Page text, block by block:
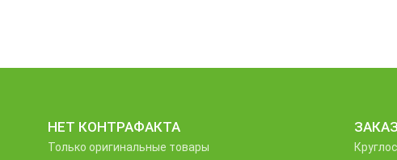
НЕТ КОНТРАФАКТА
Только оригинальные товары